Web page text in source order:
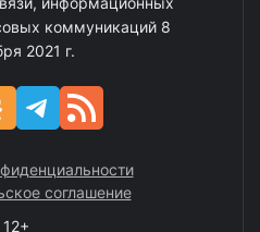
коммуникаций 8
2021 г.
соглашение
12+